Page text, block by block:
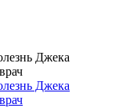
Джека
Джека